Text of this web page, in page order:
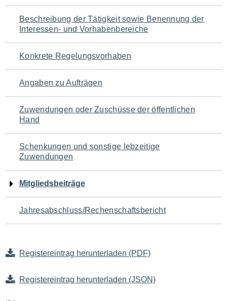
für
den
Seiteninhalt
Beschreibung der Tätigkeit sowie Benennung der
Interessen- und Vorhabenbereiche
Konkrete Regelungsvorhaben
Angaben zu Aufträgen
Zuwendungen oder Zuschüsse der öffentlichen
Hand
Schenkungen und sonstige lebzeitige
Zuwendungen
Mitgliedsbeiträge
Jahresabschluss/Rechenschaftsbericht
Registereintrag herunterladen (PDF)
Registereintrag herunterladen (JSON)